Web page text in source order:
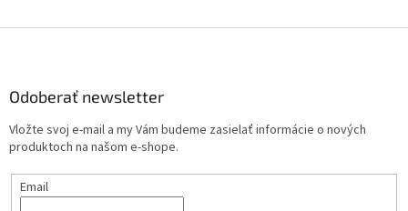
Odoberať newsletter
Vložte svoj e-mail a my Vám budeme zasielať informácie o nových
produktoch na našom e-shope.
Email